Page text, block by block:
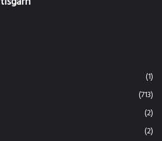
(75)
(335)
(55)
(2)